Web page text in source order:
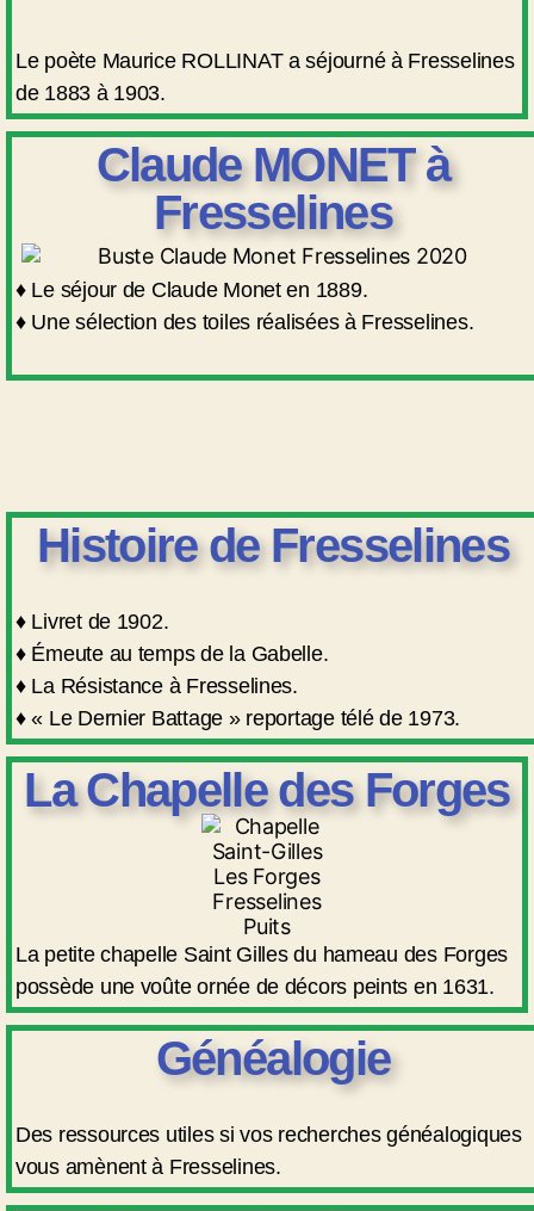
Le poète Maurice ROLLINAT a séjourné à Fresselines
de 1883 à 1903.
Claude MONET à
Fresselines
♦ Le séjour de Claude Monet en 1889.
♦ Une sélection des toiles réalisées à Fresselines.
Histoire de Fresselines
♦ Livret de 1902.
♦ Émeute au temps de la Gabelle.
♦ La Résistance à Fresselines.
♦ « Le Dernier Battage » reportage télé de 1973.
La Chapelle des Forges
La petite chapelle Saint Gilles du hameau des Forges
possède une voûte ornée de décors peints en 1631.
Généalogie
Des ressources utiles si vos recherches généalogiques
vous amènent à Fresselines.